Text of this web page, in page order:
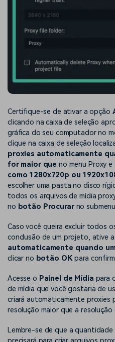
Certifique-se de ativar a opção
clicando na caixa de seleção
gráfica do seu computador no
clique na caixa de seleção
proxies automaticamente
for maior que no menu Proxy
como 1280x720p ou
escolher uma pasta no disco
todos os arquivos de mídia
no botão Procurarno submenu
Caso você queira excluir todos
conclusão de um projeto, ative
automaticamente quando
clicar no botão OKpara
Acesse o Painel de Mídia para
de mídia que você gostaria de
criará automaticamente proxies
resolução maior que a
Lembre-se de que a